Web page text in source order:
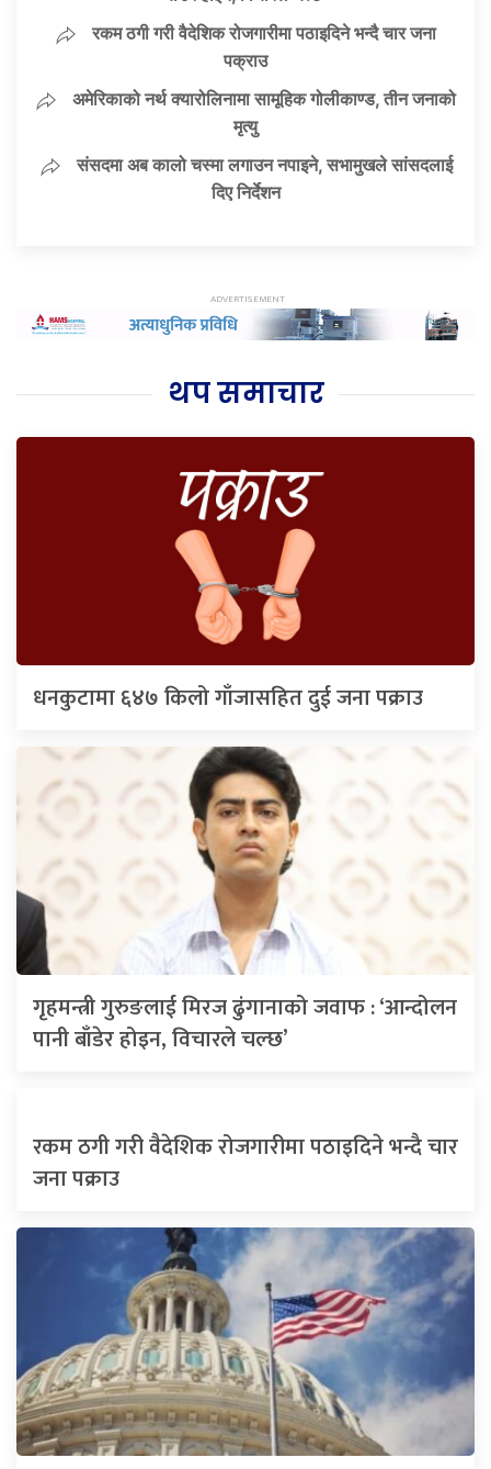
रकम ठगी गरी वैदेशिक रोजगारीमा पठाइदिने भन्दै चार जना
पक्राउ
अमेरिकाको नर्थ क्यारोलिनामा सामूहिक गोलीकाण्ड, तीन जनाको
मृत्यु
संसदमा अब कालो चस्मा लगाउन नपाइने, सभामुखले सांसदलाई
दिए निर्देशन
थप समाचार
धनकुटामा ६४७ किलो गाँजासहित दुई जना पक्राउ
गृहमन्त्री गुरुङलाई मिरज ढुंगानाको जवाफ : ‘आन्दोलन
पानी बाँडेर होइन, विचारले चल्छ’
रकम ठगी गरी वैदेशिक रोजगारीमा पठाइदिने भन्दै चार
जना पक्राउ